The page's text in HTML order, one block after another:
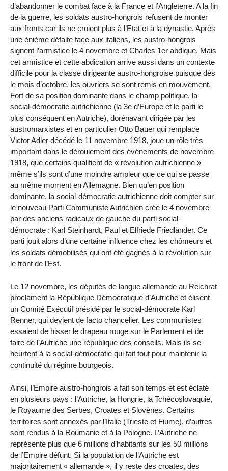
d’abandonner le combat face à la France et l’Angleterre. A la fin
de la guerre, les soldats austro-hongrois refusent de monter
aux fronts car ils ne croient plus à l’Etat et à la dynastie. Après
une énième défaite face aux italiens, les austro-hongrois
signent l’armistice le 4 novembre et Charles 1er abdique. Mais
cet armistice et cette abdication arrive aussi dans un contexte
difficile pour la classe dirigeante austro-hongroise puisque dès
le mois d’octobre, les ouvriers se sont remis en mouvement.
Fort de sa position dominante dans le champ politique, la
social-démocratie autrichienne (la 3e d’Europe et le parti le
plus conséquent en Autriche), dorénavant dirigée par les
austromarxistes et en particulier Otto Bauer qui remplace
Victor Adler décédé le 11 novembre 1918, joue un rôle très
important dans le déroulement des événements de novembre
1918, que certains qualifient de « révolution autrichienne »
même s’ils sont d’une moindre ampleur que ce qui se passe
au même moment en Allemagne. Bien qu’en position
dominante, la social-démocratie autrichienne doit compter sur
le nouveau Parti Communiste Autrichien crée le 4 novembre
par des anciens radicaux de gauche du parti social-
démocrate : Karl Steinhardt, Paul et Elfriede Friedländer. Ce
parti jouit alors d’une certaine influence chez les chômeurs et
les soldats démobilisés qui ont été gagnés à la révolution sur
le front de l’Est.
Le 12 novembre, les députés de langue allemande au Reichrat
proclament la République Démocratique d’Autriche et élisent
un Comité Exécutif présidé par le social-démocrate Karl
Renner, qui devient de facto chancelier. Les communistes
essaient de hisser le drapeau rouge sur le Parlement et de
faire de l’Autriche une république des conseils. Mais ils se
heurtent à la social-démocratie qui fait tout pour maintenir la
continuité du régime bourgeois.
Ainsi, l’Empire austro-hongrois a fait son temps et est éclaté
en plusieurs pays : l’Autriche, la Hongrie, la Tchécoslovaquie,
le Royaume des Serbes, Croates et Slovènes. Certains
territoires sont annexés par l’Italie (Trieste et Fiume), d’autres
sont rendus à la Roumanie et à la Pologne. L’Autriche ne
représente plus que 6 millions d’habitants sur les 50 millions
de l’Empire défunt. Si la population de l’Autriche est
majoritairement « allemande », il y reste des croates, des